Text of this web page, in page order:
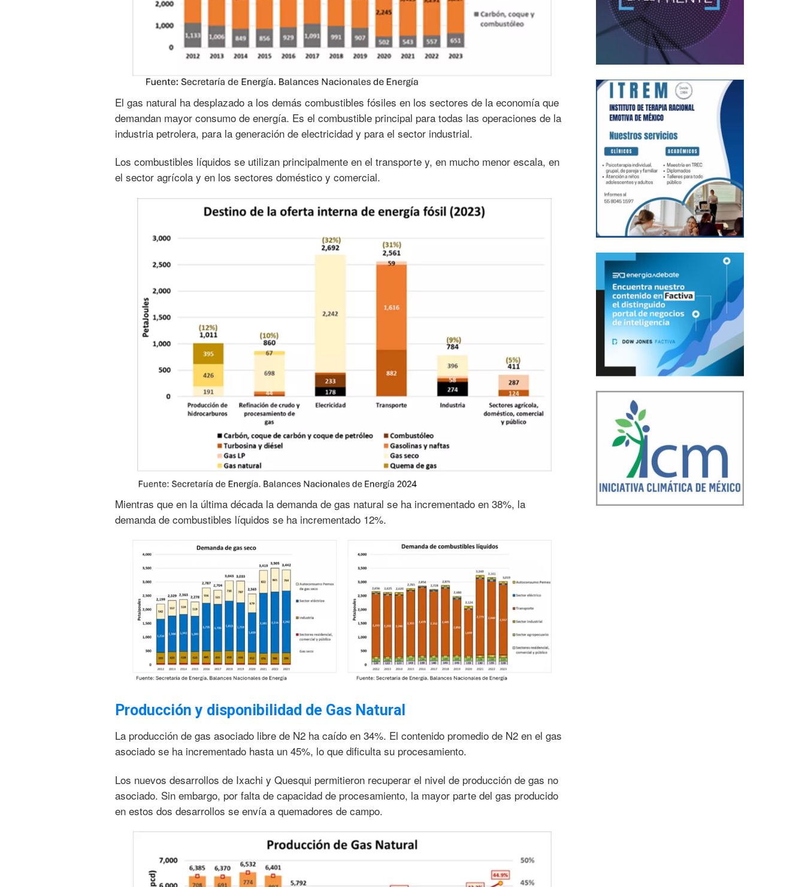
El gas natural ha desplazado a los demás combustibles fósiles en los sectores de la economía que
demandan mayor consumo de energía. Es el combustible principal para todas las operaciones de la
industria petrolera, para la generación de electricidad y para el sector industrial.
Los combustibles líquidos se utilizan principalmente en el transporte y, en mucho menor escala, en
el sector agrícola y en los sectores doméstico y comercial.
Mientras que en la última década la demanda de gas natural se ha incrementado en 38%, la
demanda de combustibles líquidos se ha incrementado 12%.
Producción y disponibilidad de Gas Natural
La producción de gas asociado libre de N2 ha caído en 34%. El contenido promedio de N2 en el gas
asociado se ha incrementado hasta un 45%, lo que dificulta su procesamiento.
Los nuevos desarrollos de Ixachi y Quesqui permitieron recuperar el nivel de producción de gas no
asociado. Sin embargo, por falta de capacidad de procesamiento, la mayor parte del gas producido
en estos dos desarrollos se envía a quemadores de campo.